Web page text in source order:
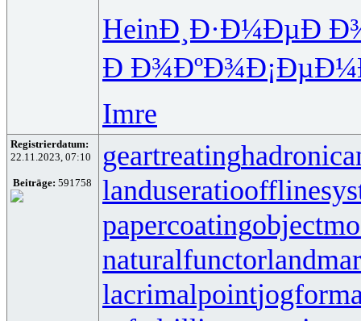
HeinÐ¸Ð·Ð¼ÐµÐ
Ð Ð¾ÐºÐ¾
Imre
Registrierdatum:
22.11.2023, 07:10
Beiträge: 591758
geartreating
landuseratio
papercoating
naturalfunctor
lacrimalpoint